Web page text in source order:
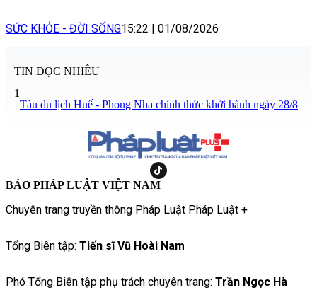
SỨC KHỎE - ĐỜI SỐNG15:22 | 01/08/2026
TIN ĐỌC NHIỀU
1
Tàu du lịch Huế - Phong Nha chính thức khởi hành ngày 28/8
BÁO PHÁP LUẬT VIỆT NAM
Chuyên trang truyền thông Pháp Luật Pháp Luật +
Tổng Biên tập: Tiến sĩ Vũ Hoài Nam
Phó Tổng Biên tập phụ trách chuyên trang: Trần Ngọc Hà